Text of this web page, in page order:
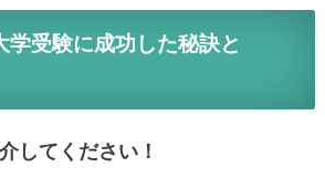
学受験に成功した秘訣と
してください！